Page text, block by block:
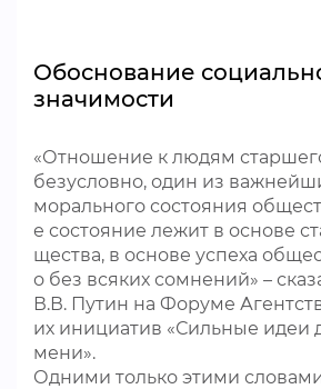
Обоснование
значимости
«Отношение к людям
безусловно, один из
морального состояния
е состояние лежит в основе
щества, в основе успеха
о без всяких сомнений» –
В.В. Путин на Форуме
их инициатив «Сильные идеи
мени».
Одними только этими